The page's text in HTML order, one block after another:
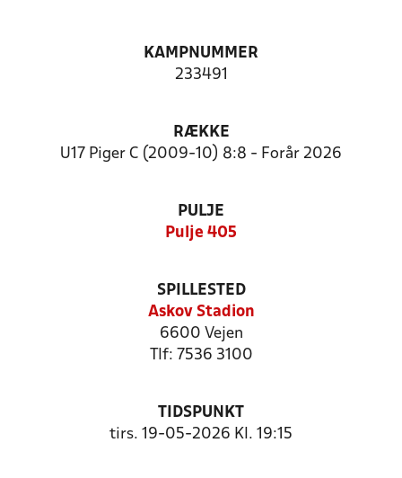
KAMPNUMMER
233491
RÆKKE
U17 Piger C (2009-10) 8:8 - Forår 2026
PULJE
Pulje 405
SPILLESTED
Askov Stadion
6600 Vejen
Tlf: 7536 3100
TIDSPUNKT
tirs. 19-05-2026 Kl. 19:15